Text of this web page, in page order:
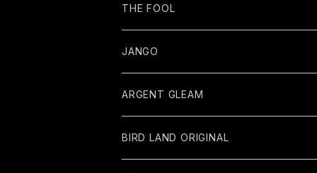
THE FOOL
JANGO
ARGENT GLEAM
BIRD LAND ORIGINAL